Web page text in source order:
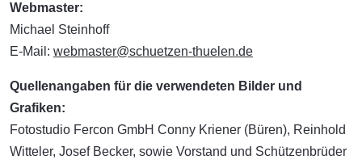
Webmaster:
Michael Steinhoff
E-Mail: webmaster@schuetzen-thuelen.de
Quellenangaben für die verwendeten Bilder und
Grafiken:
Fotostudio Fercon GmbH Conny Kriener (Büren), Reinhold
Witteler, Josef Becker, sowie Vorstand und Schützenbrüder